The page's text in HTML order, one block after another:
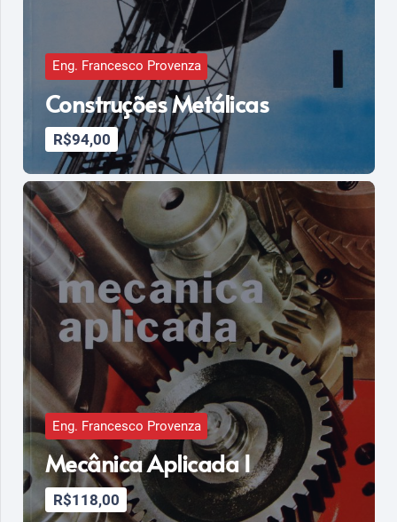
Eng. Francesco Provenza
Construções Metálicas
R$94,00
Eng. Francesco Provenza
Mecânica Aplicada I
R$118,00